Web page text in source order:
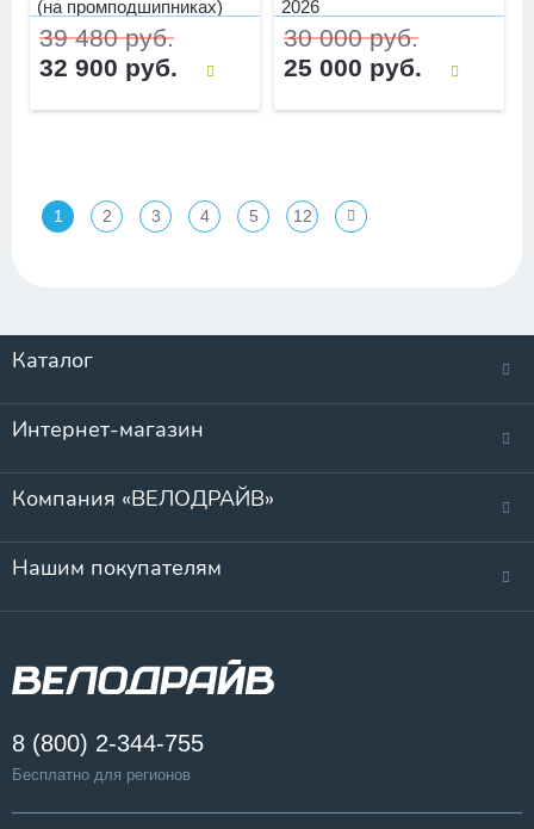
(на промподшипниках)
39 480 руб.
32 900 руб.
2026
30 000 руб.
25 000 руб.
1 2 3 4 5 12
Каталог
Интернет-магазин
Компания «ВЕЛОДРАЙВ»
Нашим покупателям
8 (800) 2-344-755
Бесплатно для регионов